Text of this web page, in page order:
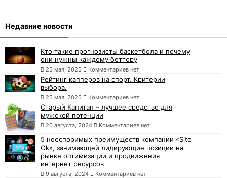
Недавние новости
Кто такие прогнозисты баскетбола и почему
они нужны каждому беттору
25 мая, 2025 Комментариев нет
Рейтинг капперов на спорт. Критерии
выбора.
25 мая, 2025 Комментариев нет
Старый Капитан – лучшее средство для
мужской потенции
20 августа, 2024 Комментариев нет
5 неоспоримых преимуществ компании «Site
Ok», занимающей лидирующие позиции на
рынке оптимизации и продвижения
интернет ресурсов
9 августа, 2024 Комментариев нет